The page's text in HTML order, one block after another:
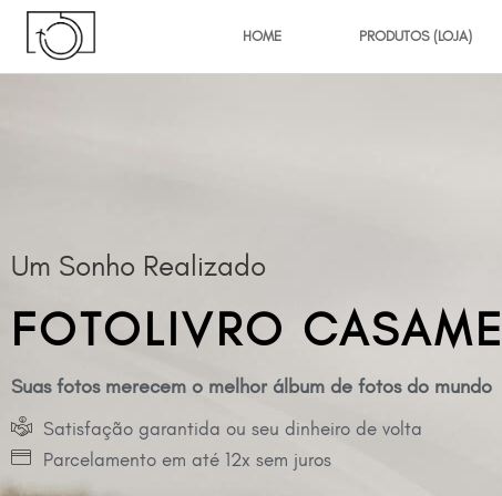
HOME PRODUTOS (LOJA)
Um Sonho Realizado
FOTOLIVRO
Suas fotos merecem o melhor álbum de fotos do mundo
Satisfação garantida ou seu dinheiro de volta
Parcelamento em até 12x sem juros